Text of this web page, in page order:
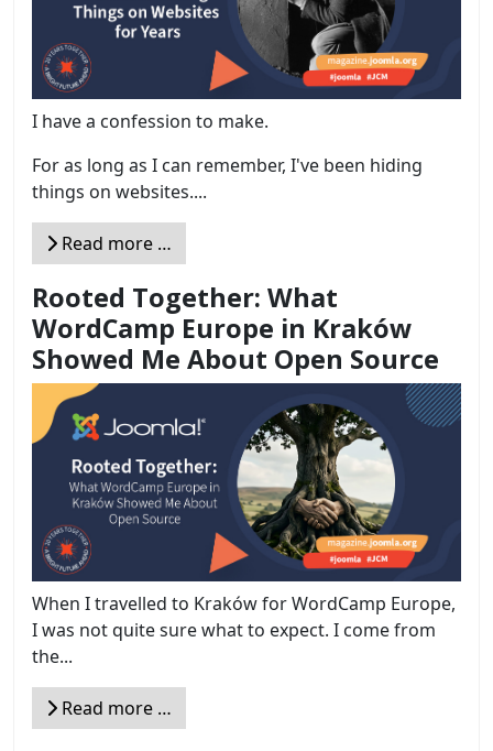
I have a confession to make.
For as long as I can remember, I've been hiding
things on websites....
Read more …
Rooted Together: What
WordCamp Europe in Kraków
Showed Me About Open Source
When I travelled to Kraków for WordCamp Europe,
I was not quite sure what to expect. I come from
the...
Read more …